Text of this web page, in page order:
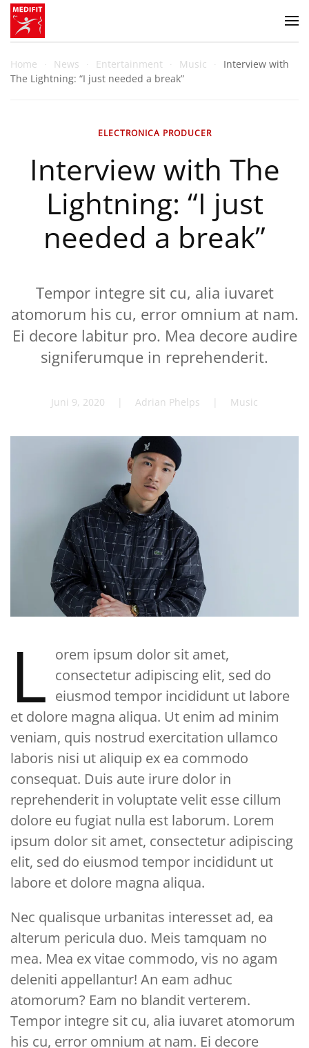
Zum Hauptinhalt springen
Home News Entertainment Music
Interview with
The Lightning: “I just needed a break”
ELECTRONICA PRODUCER
Interview with The
Lightning: “I just
needed a break”
Tempor integre sit cu, alia iuvaret
atomorum his cu, error omnium at nam.
Ei decore labitur pro. Mea decore audire
signiferumque in reprehenderit.
Juni 9, 2020 | Adrian Phelps | Music
L orem ipsum dolor sit amet,
consectetur adipiscing elit, sed do
eiusmod tempor incididunt ut labore
et dolore magna aliqua. Ut enim ad minim
veniam, quis nostrud exercitation ullamco
laboris nisi ut aliquip ex ea commodo
consequat. Duis aute irure dolor in
reprehenderit in voluptate velit esse cillum
dolore eu fugiat nulla est laborum. Lorem
ipsum dolor sit amet, consectetur adipiscing
elit, sed do eiusmod tempor incididunt ut
labore et dolore magna aliqua.
Nec qualisque urbanitas interesset ad, ea
alterum pericula duo. Meis tamquam no
mea. Mea ex vitae commodo, vis no agam
deleniti appellantur! An eam adhuc
atomorum? Eam no blandit verterem.
Tempor integre sit cu, alia iuvaret atomorum
his cu, error omnium at nam. Ei decore